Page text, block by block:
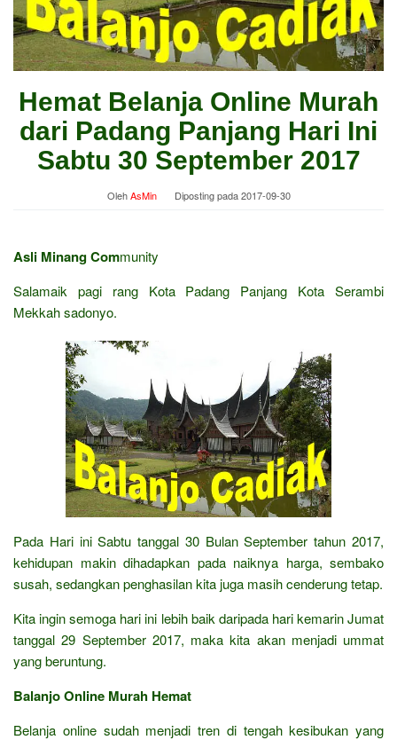
Hemat Belanja Online Murah
dari Padang Panjang Hari Ini
Sabtu 30 September 2017
OlehAsMin Diposting pada2017-09-30
Asli Minang Community
Salamaik pagi rang Kota Padang Panjang Kota Serambi
Mekkah sadonyo.
Pada Hari ini Sabtu tanggal 30 Bulan September tahun 2017,
kehidupan makin dihadapkan pada naiknya harga, sembako
susah, sedangkan penghasilan kita juga masih cenderung tetap.
Kita ingin semoga hari ini lebih baik daripada hari kemarin Jumat
tanggal 29 September 2017, maka kita akan menjadi ummat
yang beruntung.
Balanjo Online Murah Hemat
Belanja online sudah menjadi tren di tengah kesibukan yang